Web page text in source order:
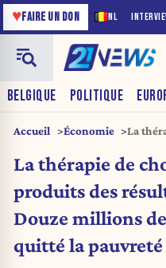
NL
♥FAIRE UN DON
BELGIQUE POLITIQUE
Accueil Économie
La
pauvreté
La thérapie de
produits des
Douze millions
quitté la pauvreté